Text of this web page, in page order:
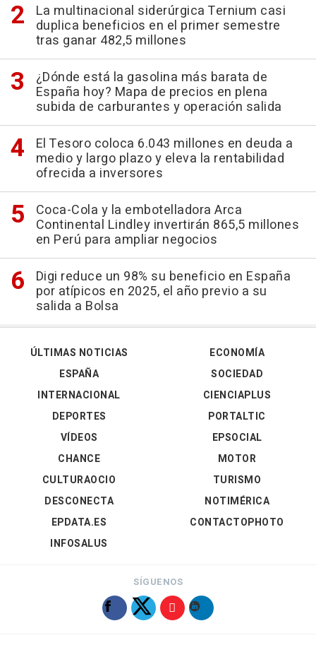
La multinacional siderúrgica Ternium casi
duplica beneficios en el primer semestre
tras ganar 482,5 millones
¿Dónde está la gasolina más barata de
España hoy? Mapa de precios en plena
subida de carburantes y operación salida
El Tesoro coloca 6.043 millones en deuda a
medio y largo plazo y eleva la rentabilidad
ofrecida a inversores
Coca-Cola y la embotelladora Arca
Continental Lindley invertirán 865,5 millones
en Perú para ampliar negocios
Digi reduce un 98% su beneficio en España
por atípicos en 2025, el año previo a su
salida a Bolsa
ÚLTIMAS NOTICIAS
ESPAÑA
INTERNACIONAL
DEPORTES
VÍDEOS
ECONOMÍA
SOCIEDAD
CIENCIAPLUS
PORTALTIC
EPSOCIAL
CHANCE
CULTURAOCIO
DESCONECTA
EPDATA.ES
INFOSALUS
MOTOR
TURISMO
NOTIMÉRICA
CONTACTOPHOTO
SÍGUENOS